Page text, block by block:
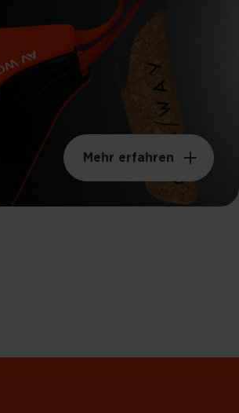
Mehr erfahren